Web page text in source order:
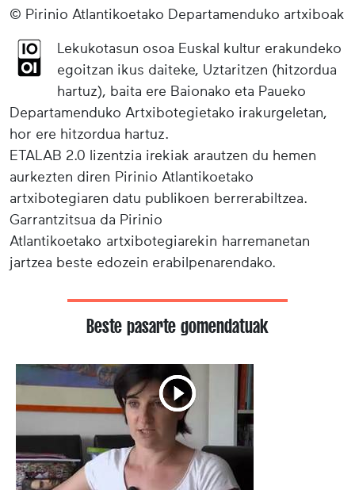
© Pirinio Atlantikoetako Departamenduko artxiboak
Lekukotasun osoa Euskal kultur erakundeko
egoitzan ikus daiteke, Uztaritzen (hitzordua
hartuz), baita ere Baionako eta Paueko
Departamenduko Artxibotegietako irakurgeletan,
hor ere hitzordua hartuz.
ETALAB 2.0 lizentzia irekiak arautzen du hemen
aurkezten diren Pirinio Atlantikoetako
artxibotegiaren datu publikoen berrerabiltzea.
Garrantzitsua da Pirinio
Atlantikoetako artxibotegiarekin harremanetan
jartzea beste edozein erabilpenarendako.
Beste pasarte gomendatuak